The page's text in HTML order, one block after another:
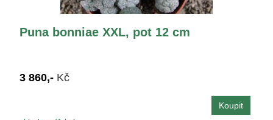
Puna bonniae XXL, pot 12 cm
3 860,- Kč